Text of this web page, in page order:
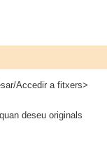
Accedir a fitxers>
deseu originals